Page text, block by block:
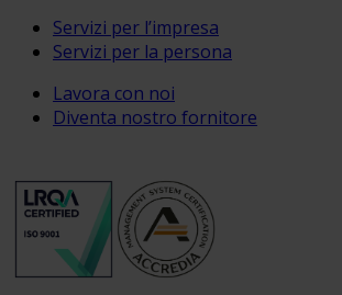
Servizi per l’impresa
Servizi per la persona
Lavora con noi
Diventa nostro fornitore